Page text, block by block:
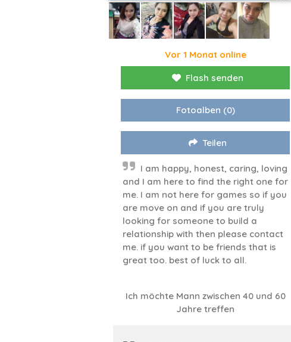
Vor 1 Monat online
Flash senden
Fotoalben (0)
Teilen
I am happy, honest, caring, loving
and I am here to find the right one for
me. I am not here for games so if you
are move on and if you are truly
looking for someone to build a
relationship with then please contact
me. if you want to be friends that is
great too. best of luck to all.
Ich möchte Mann zwischen 40 und 60
Jahre treffen